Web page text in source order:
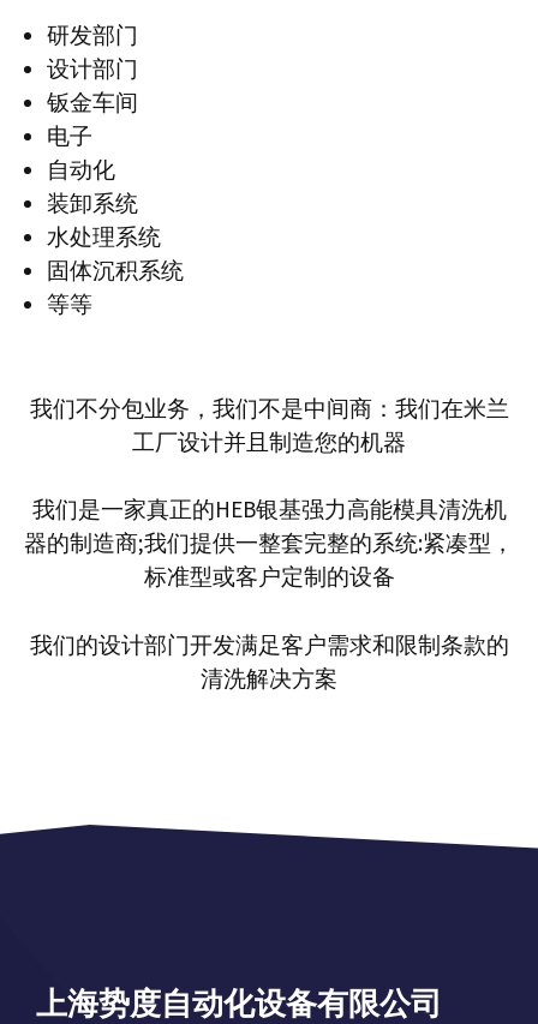
研发部门
设计部门
钣金车间
电子
自动化
装卸系统
水处理系统
固体沉积系统
等等
我们不分包业务，我们不是中间商：我们在米兰
工厂设计并且制造您的机器
我们是一家真正的HEB银基强力高能模具清洗机
器的制造商;我们提供一整套完整的系统:紧凑型，
标准型或客户定制的设备
我们的设计部门开发满足客户需求和限制条款的
清洗解决方案
上海势度自动化设备有限公司